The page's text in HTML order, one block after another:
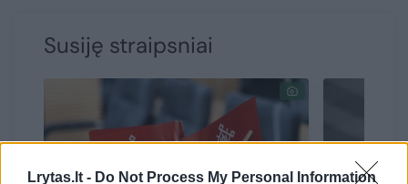
Lrytas.lt - Do Not Process My Personal Information
Susiję straipsniai